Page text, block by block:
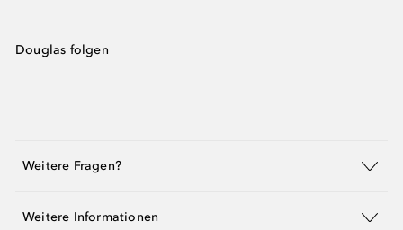
Douglas folgen
Weitere Fragen?
Weitere Informationen